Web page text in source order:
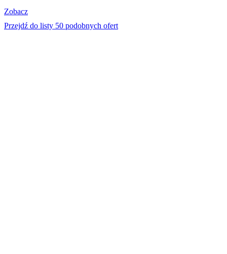
Zobacz
Przejdź do listy 50 podobnych ofert